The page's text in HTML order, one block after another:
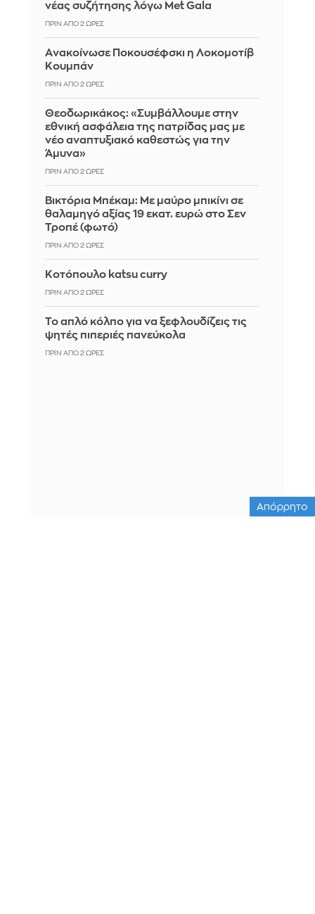
νέας συζήτησης λόγω Met Gala
ΠΡΙΝ ΑΠΌ 2 ΏΡΕΣ
Aνακοίνωσε Ποκουσέφσκι η Λοκομοτίβ
Κουμπάν
ΠΡΙΝ ΑΠΌ 2 ΏΡΕΣ
Θεοδωρικάκος: «Συμβάλλουμε στην
εθνική ασφάλεια της πατρίδας μας με
νέο αναπτυξιακό καθεστώς για την
Άμυνα»
ΠΡΙΝ ΑΠΌ 2 ΏΡΕΣ
Βικτόρια Μπέκαμ: Με μαύρο μπικίνι σε
θαλαμηγό αξίας 19 εκατ. ευρώ στο Σεν
Τροπέ (φωτό)
ΠΡΙΝ ΑΠΌ 2 ΏΡΕΣ
Κοτόπουλο katsu curry
ΠΡΙΝ ΑΠΌ 2 ΏΡΕΣ
Το απλό κόλπο για να ξεφλουδίζεις τις
ψητές πιπεριές πανεύκολα
ΠΡΙΝ ΑΠΌ 2 ΏΡΕΣ
Απόρρητο